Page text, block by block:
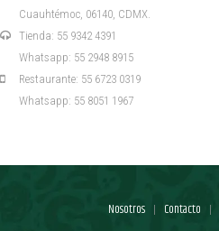
Cuauhtémoc, 06140, CDMX.
Tienda: 55 9342 4391
Whatsapp: 55 2948 8915
Restaurante: 55 6723 0319
Whatsapp: 55 8051 1967
Nosotros | Contacto |